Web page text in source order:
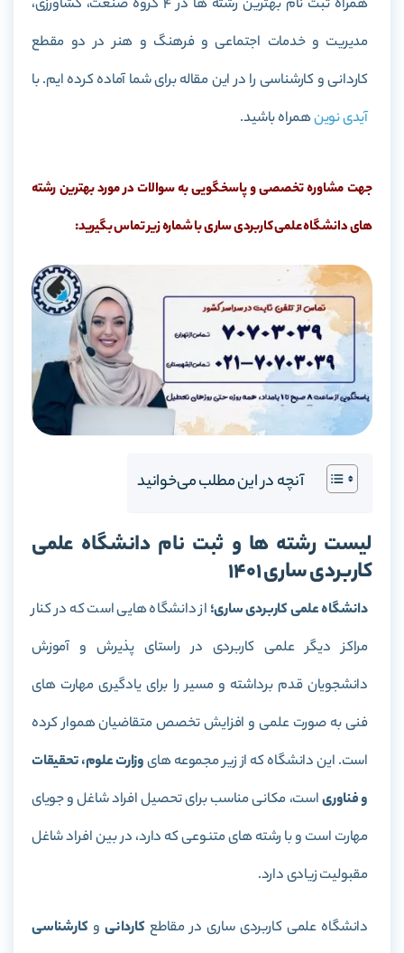
همراه ثبت نام بهترین رشته ها در 4 گروه صنعت، کشاورزی،
مدیریت و خدمات اجتماعی و فرهنگ و هنر در دو مقطع
کاردانی و کارشناسی را در این مقاله برای شما آماده کرده ایم. با
آیدی نوینهمراه باشید.
جهت مشاوره تخصصی و پاسخگویی به سوالات در مورد بهترین رشته
های دانشگاه علمی کاربردی ساری با شماره زیر تماس بگیرید:
آنچه در این مطلب می‌خوانید
لیست رشته ها و ثبت نام دانشگاه علمی
کاربردی ساری 1401
دانشگاه علمی کاربردی ساری؛ از دانشگاه هایی است که در کنار
مراکز دیگر علمی کاربردی در راستای پذیرش و آموزش
دانشجویان قدم برداشته و مسیر را برای یادگیری مهارت های
فنی به صورت علمی و افزایش تخصص متقاضیان هموار کرده
است. این دانشگاه که از زیر مجموعه هایوزارت علوم، تحقیقات
و فناوریاست، مکانی مناسب برای تحصیل افراد شاغل و جویای
مهارت است و با رشته های متنوعی که دارد، در بین افراد شاغل
مقبولیت زیادی دارد.
دانشگاه علمی کاربردی ساری در مقاطعکاردانی وکارشناسی